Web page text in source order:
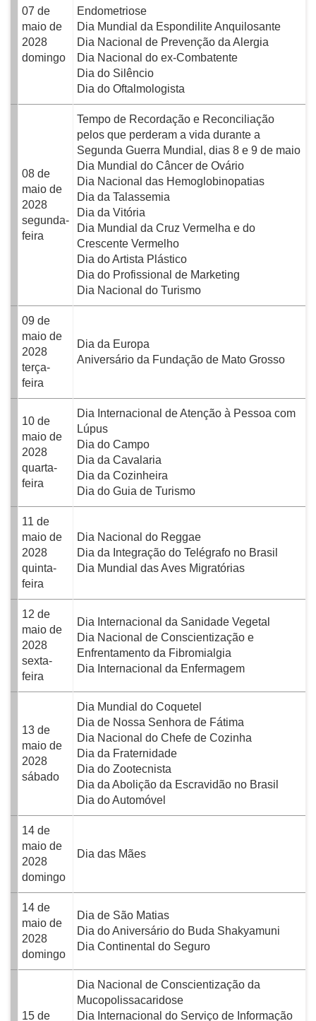
07 de
maio de
2028
domingo
Endometriose
Dia Mundial da Espondilite Anquilosante
Dia Nacional de Prevenção da Alergia
Dia Nacional do ex-Combatente
Dia do Silêncio
Dia do Oftalmologista
08 de
maio de
2028
segunda-
feira
Tempo de Recordação e Reconciliação
pelos que perderam a vida durante a
Segunda Guerra Mundial, dias 8 e 9 de maio
Dia Mundial do Câncer de Ovário
Dia Nacional das Hemoglobinopatias
Dia da Talassemia
Dia da Vitória
Dia Mundial da Cruz Vermelha e do
Crescente Vermelho
Dia do Artista Plástico
Dia do Profissional de Marketing
Dia Nacional do Turismo
09 de
maio de
2028
terça-
feira
Dia da Europa
Aniversário da Fundação de Mato Grosso
10 de
maio de
2028
quarta-
feira
Dia Internacional de Atenção à Pessoa com
Lúpus
Dia do Campo
Dia da Cavalaria
Dia da Cozinheira
Dia do Guia de Turismo
11 de
maio de
2028
quinta-
feira
Dia Nacional do Reggae
Dia da Integração do Telégrafo no Brasil
Dia Mundial das Aves Migratórias
12 de
maio de
2028
sexta-
feira
Dia Internacional da Sanidade Vegetal
Dia Nacional de Conscientização e
Enfrentamento da Fibromialgia
Dia Internacional da Enfermagem
13 de
maio de
2028
sábado
Dia Mundial do Coquetel
Dia de Nossa Senhora de Fátima
Dia Nacional do Chefe de Cozinha
Dia da Fraternidade
Dia do Zootecnista
Dia da Abolição da Escravidão no Brasil
Dia do Automóvel
14 de
maio de
2028
domingo
Dia das Mães
14 de
maio de
2028
domingo
Dia de São Matias
Dia do Aniversário do Buda Shakyamuni
Dia Continental do Seguro
15 de
Dia Nacional de Conscientização da
Mucopolissacaridose
Dia Internacional do Serviço de Informação